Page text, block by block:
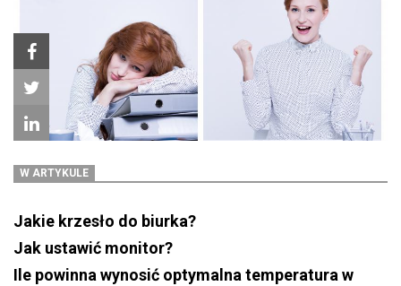
W ARTYKULE
Jakie krzesło do biurka?
Jak ustawić monitor?
Ile powinna wynosić optymalna temperatura w